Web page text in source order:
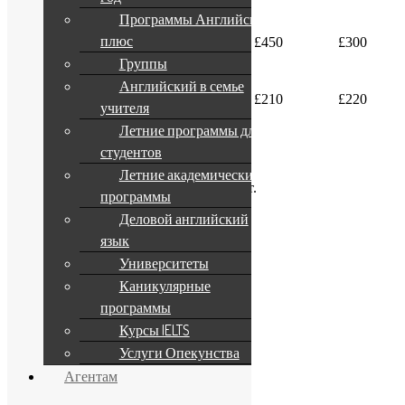
видом на море
£450 £300
Проживание в
£210 £220
Регистрационная оплата:
Услуги за подбор проживания:£70.
Можно заказать трансфер из/в аэропорт.
Компания
О компании
Наши услуги
Формы оплаты
Программы Английский
плюс
Группы
Английский в семье
учителя
Летние программы для
студентов
Летние академические
программы
Деловой английский
язык
Университеты
Каникулярные
программы
Курсы IELTS
Услуги Опекунства
Агентам